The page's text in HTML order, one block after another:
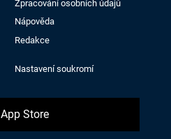
Zpracování osobních údajů
Nápověda
Redakce
Nastavení soukromí
App Store